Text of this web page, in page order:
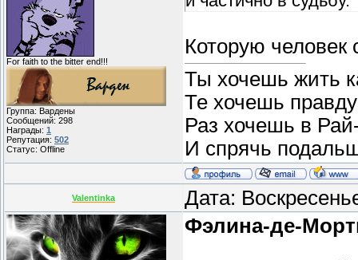
For faith to the bitter end!!!
Группа: Вардены
Сообщений: 298
Награды: 1
Репутация: 502
Статус: Offline
Которую человек
Ты хочешь жить
Те хочешь правду
Раз хочешь в
И спрячь
Valentinka Дата:
Фэлина-де-